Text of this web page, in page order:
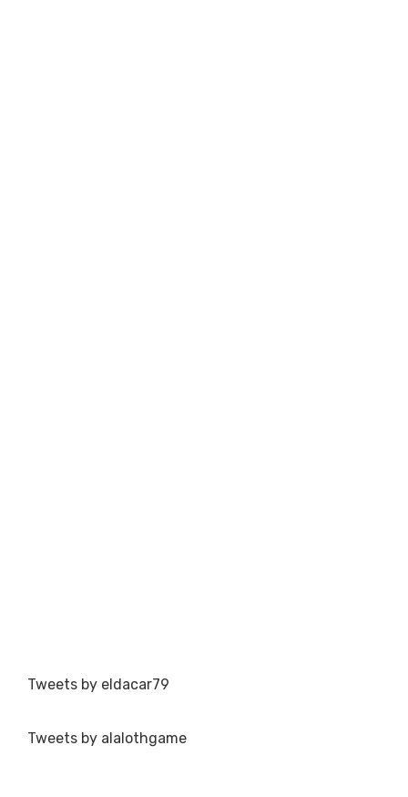
Tweets by eldacar79
Tweets by alalothgame